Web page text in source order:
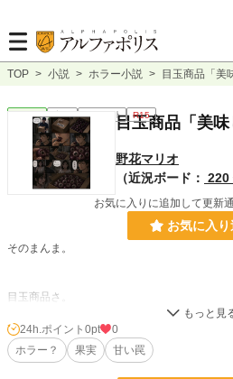
TOP > 小説 > ホラー小説 > 目玉商品「美
ホラー 完結 ｼｮｰﾄｼｮｰﾄ R15
目玉商品「美味
野花マリオ
（近況ボード： 220
お気に入りに追加して更新
お気に入り
そのまんま。
目玉商品さ。
小説 228,587 位 / 228,587 件
24h.ポイント 0pt
0
ホラー？
果実 甘い罠